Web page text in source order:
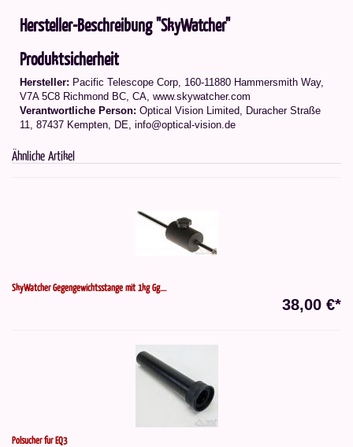
Hersteller-Beschreibung "SkyWatcher"
Produktsicherheit
Hersteller: Pacific Telescope Corp, 160-11880 Hammersmith Way,
V7A 5C8 Richmond BC, CA, www.skywatcher.com
Verantwortliche Person: Optical Vision Limited, Duracher Straße
11, 87437 Kempten, DE, info@optical-vision.de
Ähnliche Artikel
SkyWatcher Gegengewichtsstange mit 1kg Gg....
38,00 €*
Polsucher für EQ3